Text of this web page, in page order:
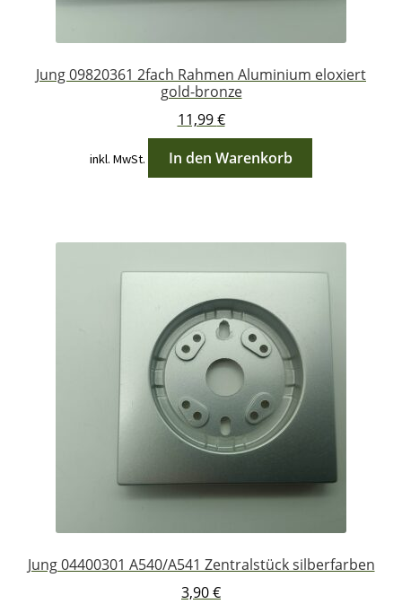
Jung 09820361 2fach Rahmen Aluminium eloxiert
gold-bronze
11,99€
inkl. MwSt. In den Warenkorb
Jung 04400301 A540/A541 Zentralstück silberfarben
3,90€